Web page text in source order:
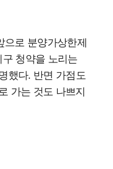
으로 분양가상한제
청약을 노리는
했다. 반면 가점도
가는 것도 나쁘지